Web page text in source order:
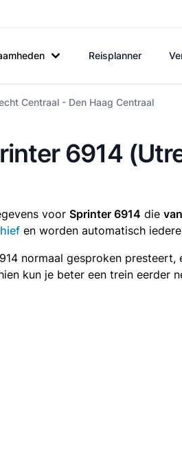
Reisplanner
Centraal - Den Haag Centraal
6914
voor Sprinter 6914 die
en worden automatisch
normaal gesproken
kun je beter een trein eerder